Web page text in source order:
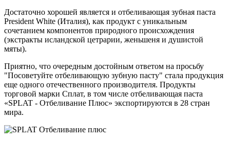
Достаточно хорошей является и отбеливающая зубная паста
President White (Италия), как продукт с уникальным
сочетанием компонентов природного происхождения
(экстракты исландской цетрарии, женьшеня и душистой
мяты).
Приятно, что очередным достойным ответом на просьбу
"Посоветуйте отбеливающую зубную пасту" стала продукция
еще одного отечественного производителя. Продукты
торговой марки Сплат, в том числе отбеливающая паста
«SPLAT - Отбеливание Плюс» экспортируются в 28 стран
мира.